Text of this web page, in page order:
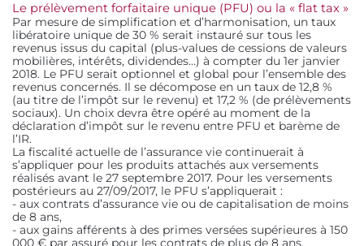
Le prélèvement forfaitaire unique (PFU) ou la « flat tax »
Par mesure de simplification et d’harmonisation, un taux
libératoire unique de 30 % serait instauré sur tous les
revenus issus du capital (plus-values de cessions de valeurs
mobilières, intérêts, dividendes…) à compter du 1er janvier
2018. Le PFU serait optionnel et global pour l’ensemble des
revenus concernés. Il se décompose en un taux de 12,8 %
(au titre de l’impôt sur le revenu) et 17,2 % (de prélèvements
sociaux). Un choix devra être opéré au moment de la
déclaration d’impôt sur le revenu entre PFU et barème de
l’IR.
La fiscalité actuelle de l’assurance vie continuerait à
s’appliquer pour les produits attachés aux versements
réalisés avant le 27 septembre 2017. Pour les versements
postérieurs au 27/09/2017, le PFU s’appliquerait :
- aux contrats d’assurance vie ou de capitalisation de moins
de 8 ans,
- aux gains afférents à des primes versées supérieures à 150
000 € par assuré pour les contrats de plus de 8 ans.